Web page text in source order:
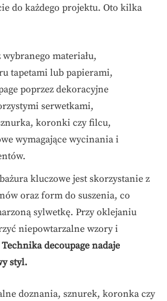
do każdego projektu. Oto kilka
wybranego materiału,
tapetami lub papierami,
poprzez dekoracyjne
serwetkami,
koronki czy filcu,
wymagające wycinania i
kluczowe jest skorzystanie z
oraz form do suszenia, co
sylwetkę. Przy oklejaniu
niepowtarzalne wzory i
Technika decoupage nadaje
styl.
doznania, sznurek, koronka czy